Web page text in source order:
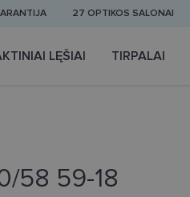
27 OPTIKOS SALONAI
LĘŠIAI TIRPALAI
58 59-18